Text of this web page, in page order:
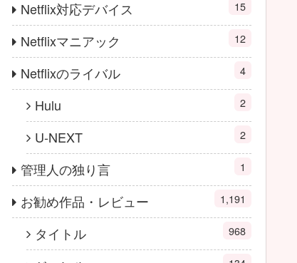
Netflix対応デバイス 15
Netflixマニアック 12
Netflixのライバル 4
Hulu 2
U-NEXT 2
管理人の独り言 1
お勧め作品・レビュー 1,191
タイトル 968